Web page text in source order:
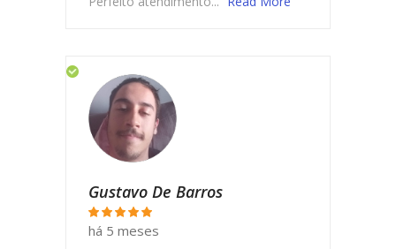
Gustavo De Barros
há 5 meses